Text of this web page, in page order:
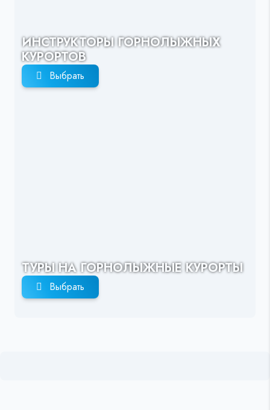
ИНСТРУКТОРЫ ГОРНОЛЫЖНЫХ
КУРОРТОВ
Выбрать
ТУРЫ НА ГОРНОЛЫЖНЫЕ КУРОРТЫ
Выбрать